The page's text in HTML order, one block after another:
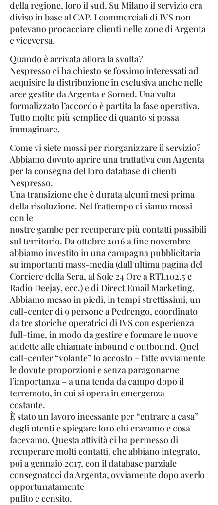
della regione, loro il sud. Su Milano il servizio era
diviso in base al CAP. I commerciali di IVS non
potevano procacciare clienti nelle zone di Argenta
e viceversa.
Quando è arrivata allora la svolta?
Nespresso ci ha chiesto se fossimo interessati ad
acquisire la distribuzione in esclusiva anche nelle
aree gestite da Argenta e Somed. Una volta
formalizzato l’accordo è partita la fase operativa.
Tutto molto più semplice di quanto si possa
immaginare.
Come vi siete mossi per riorganizzare il servizio?
Abbiamo dovuto aprire una trattativa con Argenta
per la consegna del loro database di clienti
Nespresso.
Una transizione che è durata alcuni mesi prima
della risoluzione. Nel frattempo ci siamo mossi
con le
nostre gambe per recuperare più contatti possibili
sul territorio. Da ottobre 2016 a fine novembre
abbiamo investito in una campagna pubblicitaria
su importanti mass-media (dall’ultima pagina del
Corriere della Sera, al Sole 24 Ore a RTL102.5 e
Radio Deejay, ecc.) e di Direct Email Marketing.
Abbiamo messo in piedi, in tempi strettissimi, un
call-center di 9 persone a Pedrengo, coordinato
da tre storiche operatrici di IVS con esperienza
full-time, in modo da gestire e formare le nuove
addette alle chiamate inbound e outbound. Quel
call-center “volante” lo accosto – fatte ovviamente
le dovute proporzioni e senza paragonarne
l’importanza – a una tenda da campo dopo il
terremoto, in cui si opera in emergenza
costante.
È stato un lavoro incessante per “entrare a casa”
degli utenti e spiegare loro chi eravamo e cosa
facevamo. Questa attività ci ha permesso di
recuperare molti contatti, che abbiano integrato,
poi a gennaio 2017, con il database parziale
consegnatoci da Argenta, ovviamente dopo averlo
opportunatamente
pulito e censito.